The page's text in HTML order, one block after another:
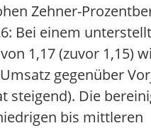
Zehner-
Bei einem
1,17 (zuvor 1,15)
gegenüber
steigend). Die
bis mittleren